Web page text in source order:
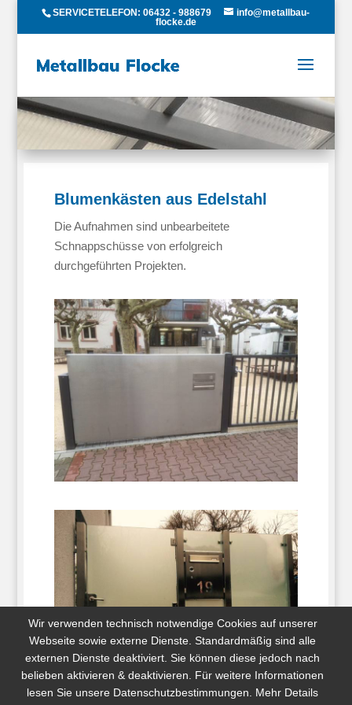
SERVICETELEFON: 06432 - 988679
info@metallbau-
flocke.de
Blumenkästen aus Edelstahl
Die Aufnahmen sind unbearbeitete
Schnappschüsse von erfolgreich
durchgeführten Projekten.
Wir verwenden technisch notwendige Cookies auf unserer
Webseite sowie externe Dienste. Standardmäßig sind alle
externen Dienste deaktiviert. Sie können diese jedoch nach
belieben aktivieren & deaktivieren. Für weitere Informationen
lesen Sie unsere Datenschutzbestimmungen. Mehr Details